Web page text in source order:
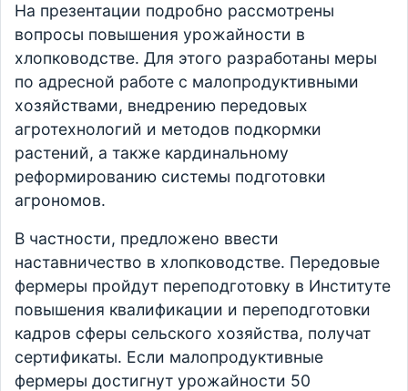
На презентации подробно рассмотрены
вопросы повышения урожайности в
хлопководстве. Для этого разработаны меры
по адресной работе с малопродуктивными
хозяйствами, внедрению передовых
агротехнологий и методов подкормки
растений, а также кардинальному
реформированию системы подготовки
агрономов.
В частности, предложено ввести
наставничество в хлопководстве. Передовые
фермеры пройдут переподготовку в Институте
повышения квалификации и переподготовки
кадров сферы сельского хозяйства, получат
сертификаты. Если малопродуктивные
фермеры достигнут урожайности 50